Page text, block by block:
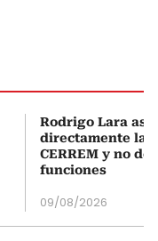
Rodrigo Lara
directamente la
CERREM y no
funciones
09/08/2026